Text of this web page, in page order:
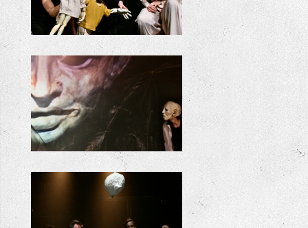
ODYSSEE
ODYSSEE
ODYSSEE